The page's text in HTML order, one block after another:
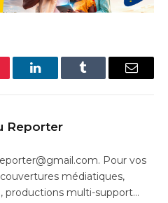
LinkedInTumblr Email
Reporter
Pour vos
médiatiques,
productions multi-support…